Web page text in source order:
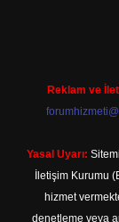
Reklam ve
Yasal Uyarı:
İletişim Kurumu
hizmet
denetleme veya